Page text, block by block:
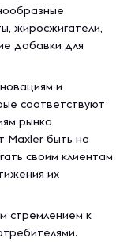
жиросжигатели,
добавки для
и
соответствуют
рынка
Maxler быть на
своим клиентам
их
стремлением к